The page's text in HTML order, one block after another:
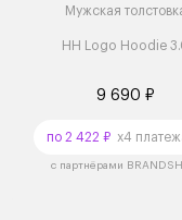
Мужская
HH Logo Hoodie
9 690 ₽
по 2 422 ₽x4
с партнёрами